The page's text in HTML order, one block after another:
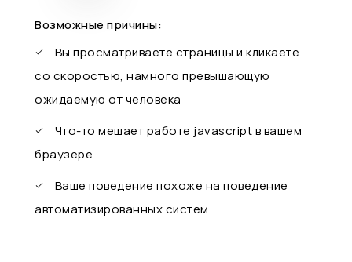
Возможные причины:
Вы просматриваете страницы и кликаете
со скоростью, намного превышающую
ожидаемую от человека
Что-то мешает работе javascript в вашем
браузере
Ваше поведение похоже на поведение
автоматизированных систем